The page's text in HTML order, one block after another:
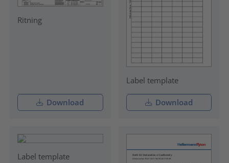
Ritning
Download
Label template
Download
Label template